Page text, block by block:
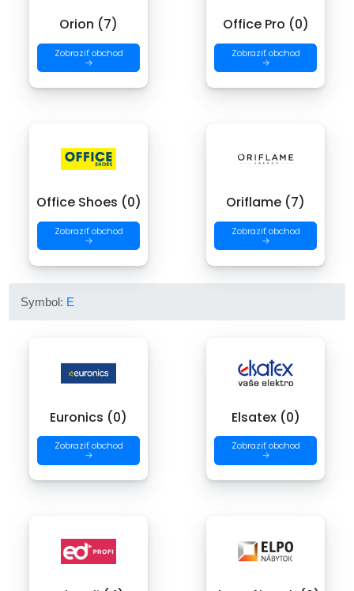
Orion (7)
Zobraziť obchod
→
Office Pro (0)
Zobraziť obchod
→
Office Shoes (0)
Zobraziť obchod
→
Oriflame (7)
Zobraziť obchod
→
Symbol: E
Euronics (0)
Zobraziť obchod
→
Elsatex (0)
Zobraziť obchod
→